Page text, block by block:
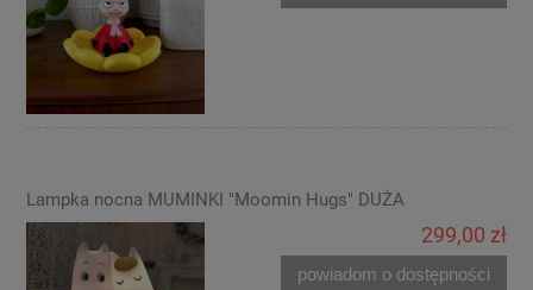
Lampka nocna MUMINKI "Moomin Hugs" DUŻA
299,00 zł
powiadom o dostępności